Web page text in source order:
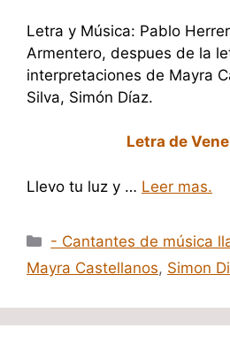
Letra y Música: Pablo
Armentero, despues de la
interpretaciones de Mayra
Silva, Simón Díaz.
Letra de
Llevo tu luz y … Leer mas.
Categorías
- Cantantes de música
Mayra Castellanos, Simon